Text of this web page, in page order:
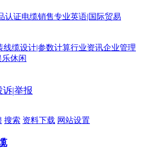
认证电缆销售专业英语|国际贸易
线缆设计|参数计算行业资讯企业管理
乐休闲
诉|举报
搜索 资料下载 网站设置